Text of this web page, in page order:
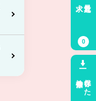
最近見た
0
保存した